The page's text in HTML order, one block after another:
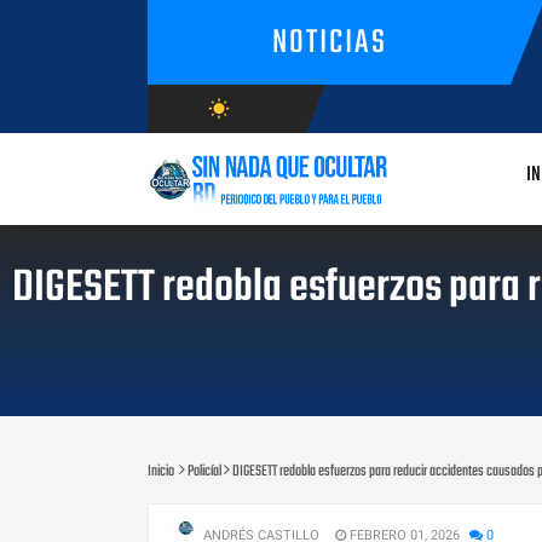
NOTICIAS
wb_sunny
AGOSTO/6/2026
DIGESETT redobla esfuerzos
Inicio Policíal DIGESETT redobla esfuerzos para reducir accidentes
ANDRÉS CASTILLO FEBRERO 01, 2026 0